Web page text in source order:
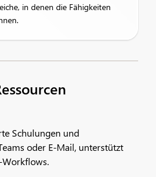
in denen die Fähigkeiten
Schulungen und
oder E-Mail, unterstützt